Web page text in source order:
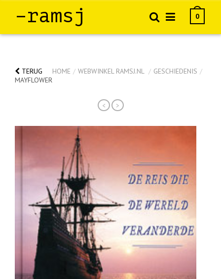
–ramsj 0
TERUG HOME / WEBWINKEL RAMSJ.NL / GESCHIEDENIS /
MAYFLOWER
< >